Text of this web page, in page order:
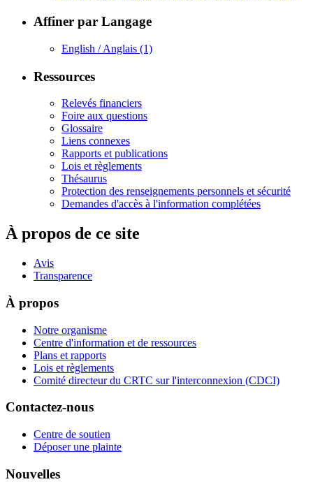
Affiner par Langage
English / Anglais (1)
Ressources
Relevés financiers
Foire aux questions
Glossaire
Liens connexes
Rapports et publications
Lois et règlements
Thésaurus
Protection des renseignements personnels et sécurité
Demandes d'accès à l'information complétées
À propos de ce site
Avis
Transparence
À propos
Notre organisme
Centre d'information et de ressources
Plans et rapports
Lois et règlements
Comité directeur du CRTC sur l'interconnexion (CDCI)
Contactez-nous
Centre de soutien
Déposer une plainte
Nouvelles